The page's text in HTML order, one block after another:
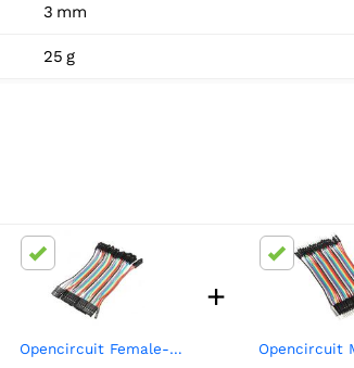
3 mm
25 g
Opencircuit Female-Female 10 cm bandkabel 40 stuks
+